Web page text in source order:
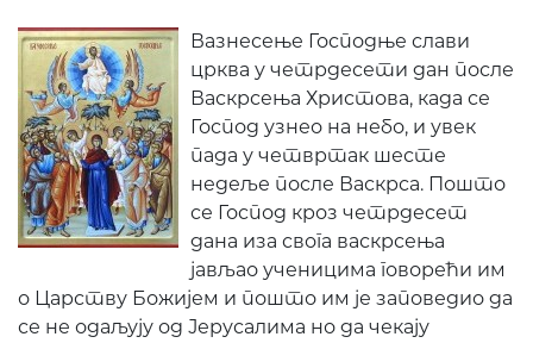
Вазнесење Господње слави
црква у четрдесети дан после
Васкрсења Христова, када се
Господ узнео на небо, и увек
пада у четвртак шесте
недеље после Васкрса. Пошто
се Господ кроз четрдесет
дана иза свога васкрсења
јављао ученицима говорећи им
о Царству Божијем и пошто им је заповедио да
се не одаљују од Јерусалима но да чекају